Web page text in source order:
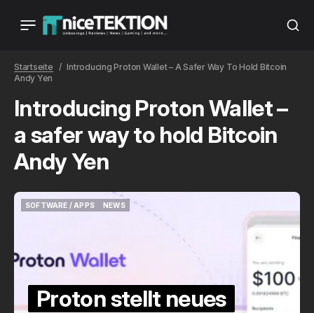
Startseite
Introducing Proton Wallet – A Safer Way To Hold Bitcoin
Andy Yen
Introducing Proton Wallet –
a safer way to hold Bitcoin
Andy Yen
SOFTWARE / APPS
NEWS
Proton stellt neues